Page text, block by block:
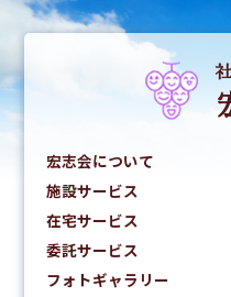
宏志会について
施設サービス
在宅サービス
委託サービス
フォトギャラリー